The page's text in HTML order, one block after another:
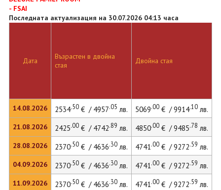
- FSAI
Последната актуализация на 30.07.2026 04:13 часа
Дата
14.08.2026
21.08.2026
28.08.2026
04.09.2026
11.09.2026
Възрастен в двойна
стая
Двойна стая
2534.50€ / 4957.05 лв. 5069.00€ / 9914.10лв.
2425.00€ / 4742.89 лв. 4850.00€ / 9485.78 лв.
2370.50€ / 4636.30лв. 4741.00€ / 9272.59 лв.
2370.50€ / 4636.30лв. 4741.00€ / 9272.59 лв.
2370.50€ / 4636.30лв. 4741.00€ / 9272.59 лв.